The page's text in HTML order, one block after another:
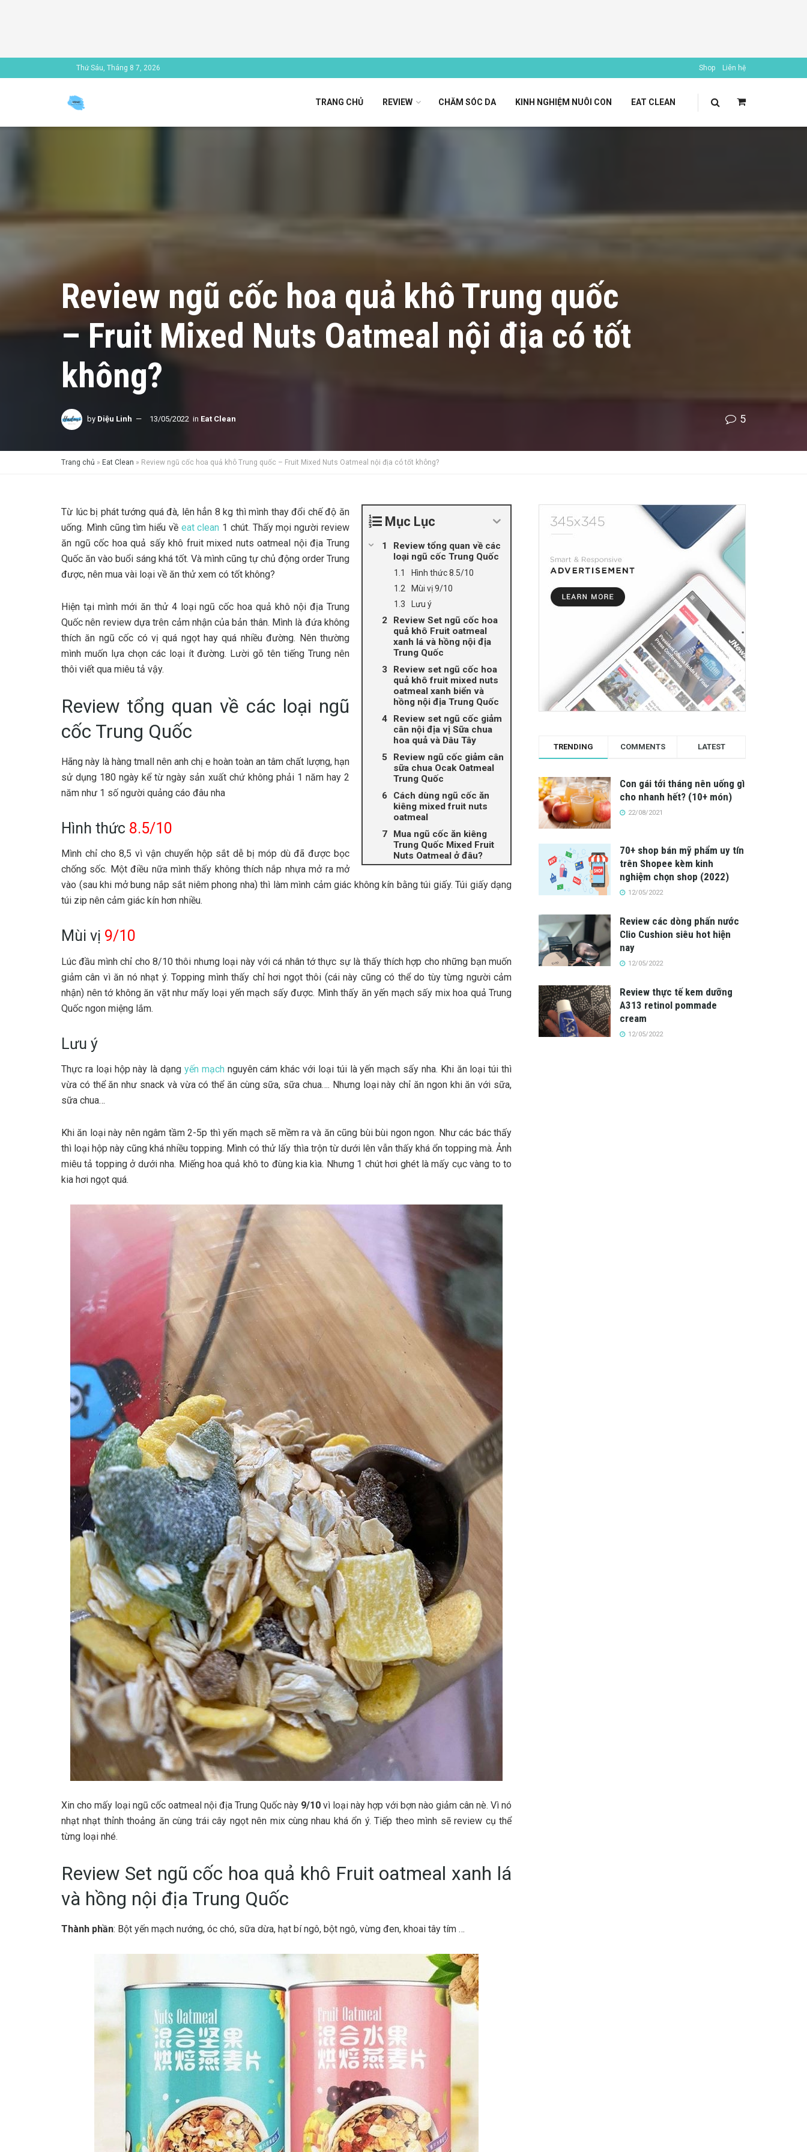
Thứ Sáu, Tháng 8 7, 2026 Shop Liên hệ
TRANG CHỦ REVIEW CHĂM SÓC DA KINH NGHIỆM NUÔI CON EAT CLEAN
Review ngũ cốc hoa quả khô Trung quốc
– Fruit Mixed Nuts Oatmeal nội địa có tốt
không?
by Diệu Linh 13/05/2022 in Eat Clean 5
Trang chủ » Eat Clean » Review ngũ cốc hoa quả khô Trung quốc – Fruit Mixed Nuts Oatmeal nội địa có tốt không?
Mục Lục
Review tổng quan về các
loại ngũ cốc Trung Quốc
Hình thức 8.5/10
Mùi vị 9/10
Lưu ý
Review Set ngũ cốc hoa
quả khô Fruit oatmeal
xanh lá và hồng nội địa
Trung Quốc
Review set ngũ cốc hoa
quả khô fruit mixed nuts
oatmeal xanh biển và
hồng nội địa Trung Quốc
Review set ngũ cốc giảm
cân nội địa vị Sữa chua
hoa quả và Dâu Tây
Review ngũ cốc giảm cân
sữa chua Ocak Oatmeal
Trung Quốc
Cách dùng ngũ cốc ăn
kiêng mixed fruit nuts
oatmeal
Mua ngũ cốc ăn kiêng
Trung Quốc Mixed Fruit
Nuts Oatmeal ở đâu?
Từ lúc bị phát tướng quá đà, lên hẳn 8 kg thì mình thay đổi chế độ ăn
uống. Mình cũng tìm hiểu về eat clean 1 chút. Thấy mọi người review
ăn ngũ cốc hoa quả sấy khô fruit mixed nuts oatmeal nội địa Trung
Quốc ăn vào buổi sáng khá tốt. Và mình cũng tự chủ động order Trung
được, nên mua vài loại về ăn thử xem có tốt không?
Hiện tại mình mới ăn thử 4 loại ngũ cốc hoa quả khô nội địa Trung
Quốc nên review dựa trên cảm nhận của bản thân. Mình là đứa không
thích ăn ngũ cốc có vị quá ngọt hay quá nhiều đường. Nên thường
mình muốn lựa chọn các loại ít đường. Lười gõ tên tiếng Trung nên
thôi viết qua miêu tả vậy.
Review tổng quan về các loại ngũ
cốc Trung Quốc
Hãng này là hàng tmall nên anh chị e hoàn toàn an tâm chất lượng, hạn
sử dụng 180 ngày kể từ ngày sản xuất chứ không phải 1 năm hay 2
năm như 1 số người quảng cáo đâu nha
Hình thức 8.5/10
Mình chỉ cho 8,5 vì vận chuyển hộp sắt dễ bị móp dù đã được bọc
chống sốc. Một điều nữa mình thấy không thích nắp nhựa mở ra mở
vào (sau khi mở bung nắp sắt niêm phong nha) thì làm mình cảm giác không kín bằng túi giấy. Túi giấy dạng
túi zip nên cảm giác kín hơn nhiều.
Mùi vị 9/10
Lúc đầu mình chỉ cho 8/10 thôi nhưng loại này với cá nhân tớ thực sự là thấy thích hợp cho những bạn muốn
giảm cân vì ăn nó nhạt ý. Topping mình thấy chỉ hơi ngọt thôi (cái này cũng có thể do tùy từng người cảm
nhận) nên tớ không ăn vặt như mấy loại yến mạch sấy được. Mình thấy ăn yến mạch sấy mix hoa quả Trung
Quốc ngon miệng lắm.
Lưu ý
Thực ra loại hộp này là dạng yến mạch nguyên cám khác với loại túi là yến mạch sấy nha. Khi ăn loại túi thì
vừa có thể ăn như snack và vừa có thể ăn cùng sữa, sữa chua…. Nhưng loại này chỉ ăn ngon khi ăn với sữa,
sữa chua…
Khi ăn loại này nên ngâm tầm 2-5p thì yến mạch sẽ mềm ra và ăn cũng bùi bùi ngon ngon. Như các bác thấy
thì loại hộp này cũng khá nhiều topping. Mình có thử lấy thìa trộn từ dưới lên vẫn thấy khá ổn topping mà. Ảnh
miêu tả topping ở dưới nha. Miếng hoa quả khô to đùng kia kìa. Nhưng 1 chút hơi ghét là mấy cục vàng to to
kia hơi ngọt quá.
Xin cho mấy loại ngũ cốc oatmeal nội địa Trung Quốc này 9/10 vì loại này hợp với bợn nào giảm cân nè. Vì nó
nhạt nhạt thỉnh thoảng ăn cùng trái cây ngọt nên mix cùng nhau khá ổn ý. Tiếp theo mình sẽ review cụ thể
từng loại nhé.
Review Set ngũ cốc hoa quả khô Fruit oatmeal xanh lá
và hồng nội địa Trung Quốc
Thành phần: Bột yến mạch nướng, óc chó, sữa dừa, hạt bí ngô, bột ngô, vừng đen, khoai tây tím …
TRENDING COMMENTS LATEST
Con gái tới tháng nên uống gì
cho nhanh hết? (10+ món)
22/08/2021
70+ shop bán mỹ phẩm uy tín
trên Shopee kèm kinh
nghiệm chọn shop (2022)
12/05/2022
Review các dòng phấn nước
Clio Cushion siêu hot hiện
nay
12/05/2022
Review thực tế kem dưỡng
A313 retinol pommade
cream
12/05/2022